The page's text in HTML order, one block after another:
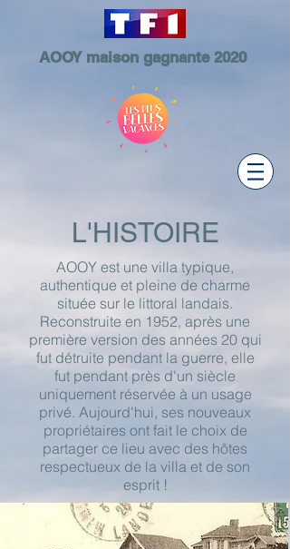
AOOY maison gagnante 2020
L'HISTOIRE
AOOY est une villa typique,
authentique et pleine de charme
située sur le littoral landais.
Reconstruite en 1952, après une
première version des années 20 qui
fut détruite pendant la guerre, elle
fut pendant près d'un siècle
uniquement réservée à un usage
privé. Aujourd'hui, ses nouveaux
propriétaires ont fait le choix de
partager ce lieu avec des hôtes
respectueux de la villa et de son
esprit !